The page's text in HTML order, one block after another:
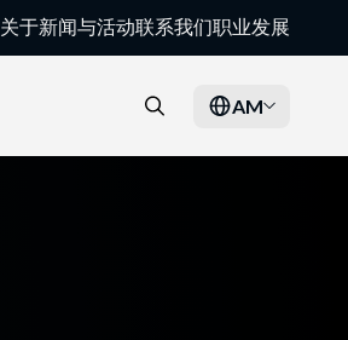
关于新闻与活动联系我们职业发展
AM